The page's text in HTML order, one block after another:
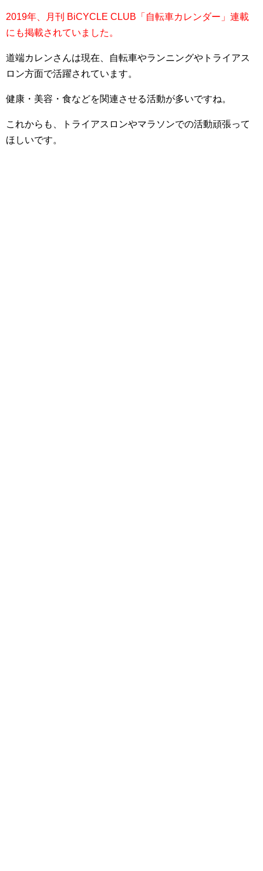
2019年、月刊 BiCYCLE CLUB「自転車カレンダー」連載
にも掲載されていました。
道端カレンさんは現在、自転車やランニングやトライアス
ロン方面で活躍されています。
健康・美容・食などを関連させる活動が多いですね。
これからも、トライアスロンやマラソンでの活動頑張って
ほしいです。